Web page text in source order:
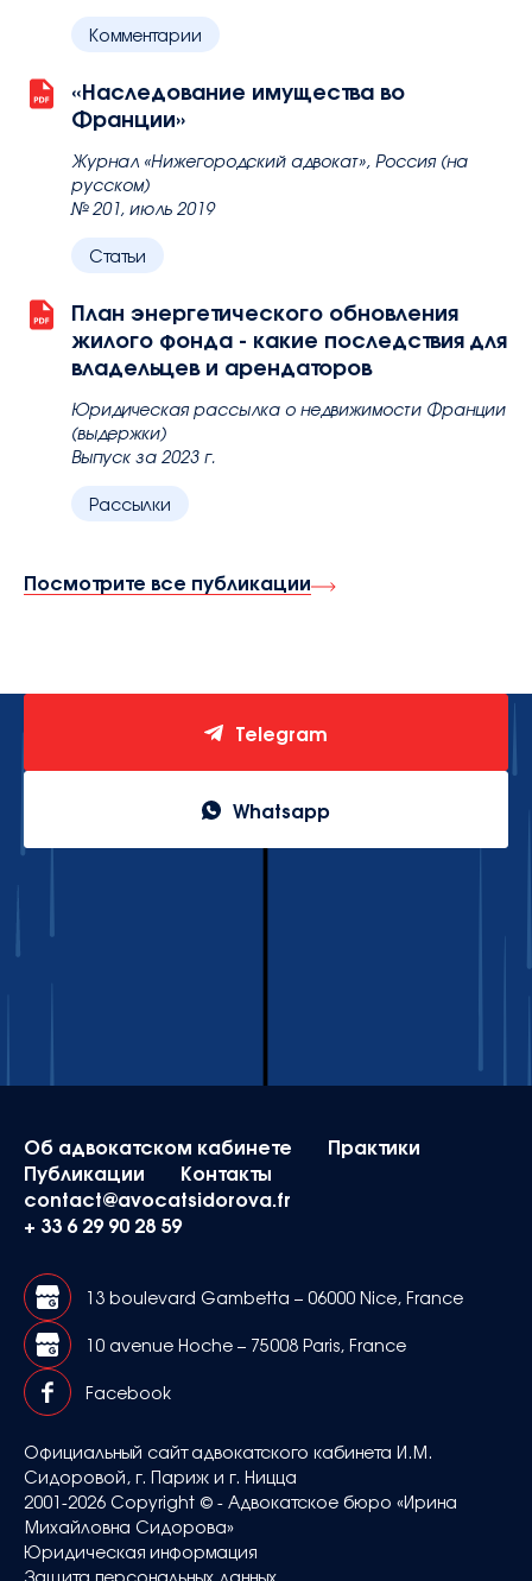
Комментарии
«Наследование имущества во
Франции»
Журнал «Нижегородский адвокат», Россия (на
русском)
№ 201, июль 2019
Статьи
План энергетического обновления
жилого фонда - какие последствия для
владельцев и арендаторов
Юридическая рассылка о недвижимости Франции
(выдержки)
Выпуск за 2023 г.
Рассылки
Посмотрите все публикации
Telegram
Whatsapp
Об адвокатском кабинете
Практики
Публикации
Контакты
contact@avocatsidorova.fr
+ 33 6 29 90 28 59
13 boulevard Gambetta – 06000 Nice, France
10 avenue Hoche – 75008 Paris, France
Facebook
Официальный сайт адвокатского кабинета И.М.
Сидоровой, г. Париж и г. Ницца
2001-2026 Copyright © - Адвокатское бюро «Ирина
Михайловна Сидорова»
Юридическая информация
Защита персональных данных